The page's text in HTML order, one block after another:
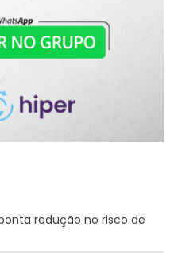
redução no risco de